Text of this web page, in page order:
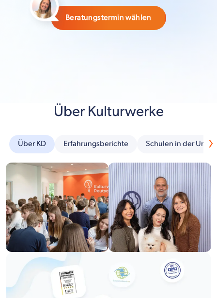
Beratungstermin wählen
Über Kulturwerke
Über KD Erfahrungsberichte Schulen in der